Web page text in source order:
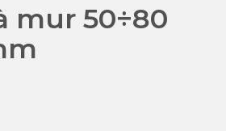
mur 50÷80